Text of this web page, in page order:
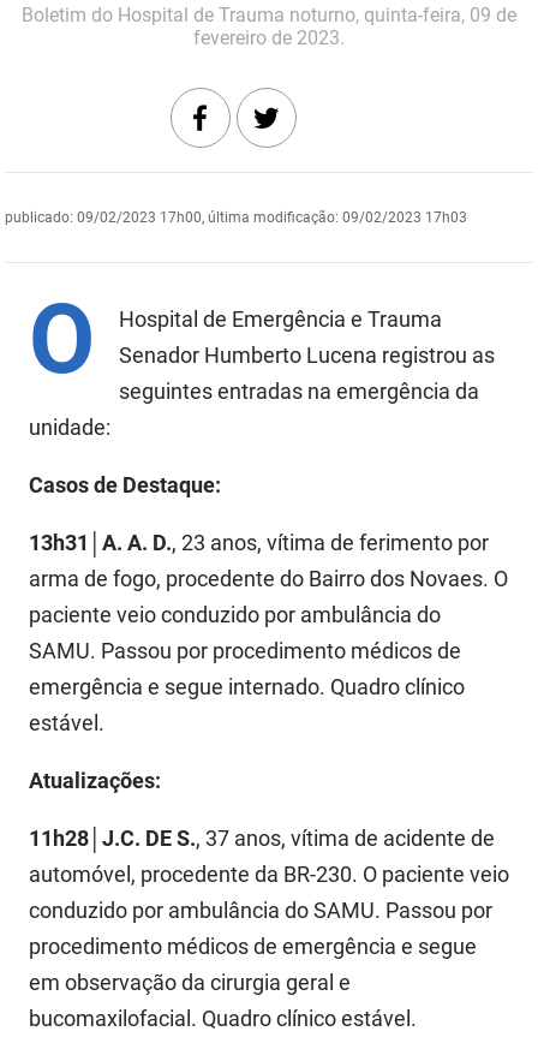
Desenvolvimento e da Articulação Municipal
Secretaria de Governo
Infraestrutura e dos Recursos Hídricos
Juventude, Esporte e Lazer
Procuradoria Geral do Estado
Saúde
Segurança e Defesa Social
Turismo e Desenvolvimento Econômico
Fapesq
Fundação Casa de José Américo
FUNESC
IASS
IPHAEP
JUCEP
LIFESA
Ouvidoria Geral do Estado
publicado: 09/02/2023 17h00, última modificação: 09/02/2023 17h03
Boletim do Hospital de Trauma noturno, quinta-feira, 09 de
fevereiro de 2023.
O
Hospital de Emergência e Trauma
Senador Humberto Lucena registrou as
seguintes entradas na emergência da
unidade:
Casos de Destaque:
13h31 A. A. D., 23 anos, vítima de ferimento por
arma de fogo, procedente do Bairro dos Novaes. O
paciente veio conduzido por ambulância do
SAMU. Passou por procedimento médicos de
emergência e segue internado. Quadro clínico
estável.
Atualizações:
11h28 J.C. DE S., 37 anos, vítima de acidente de
automóvel, procedente da BR-230. O paciente veio
conduzido por ambulância do SAMU. Passou por
procedimento médicos de emergência e segue
em observação da cirurgia geral e
bucomaxilofacial. Quadro clínico estável.